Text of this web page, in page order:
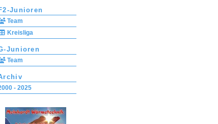
Junioren
Team
Kreisliga
Junioren
Team
- 2025